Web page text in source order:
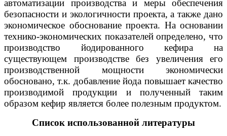
автоматизации производства и меры обеспечения
безопасности и экологичности проекта, а также дано
экономическое обоснование проекта. На основании
технико-экономических показателей определено, что
производство йодированного кефира на
существующем производстве без увеличения его
производственной мощности экономически
обосновано, т.к. добавление йода повышает качество
производимой продукции и полученный таким
образом кефир является более полезным продуктом.
Список использованной литературы